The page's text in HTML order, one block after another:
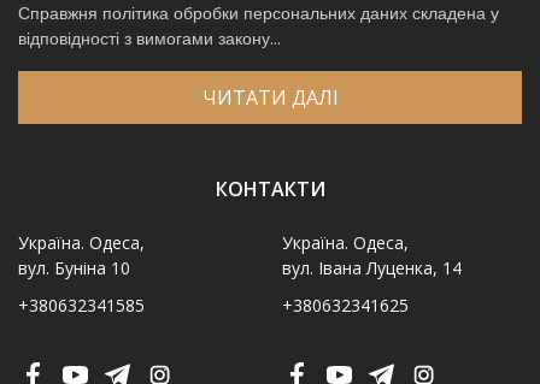
Справжня політика обробки персональних даних складена у
відповідності з вимогами закону...
ЧИТАТИ ДАЛІ
КОНТАКТИ
Україна. Одеса,
вул. Буніна 10
+380632341585
Україна. Одеса,
вул. Івана Луценка, 14
+380632341625